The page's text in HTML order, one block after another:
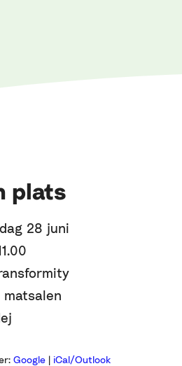
plats
28 juni
matsalen
Google | iCal/Outlook